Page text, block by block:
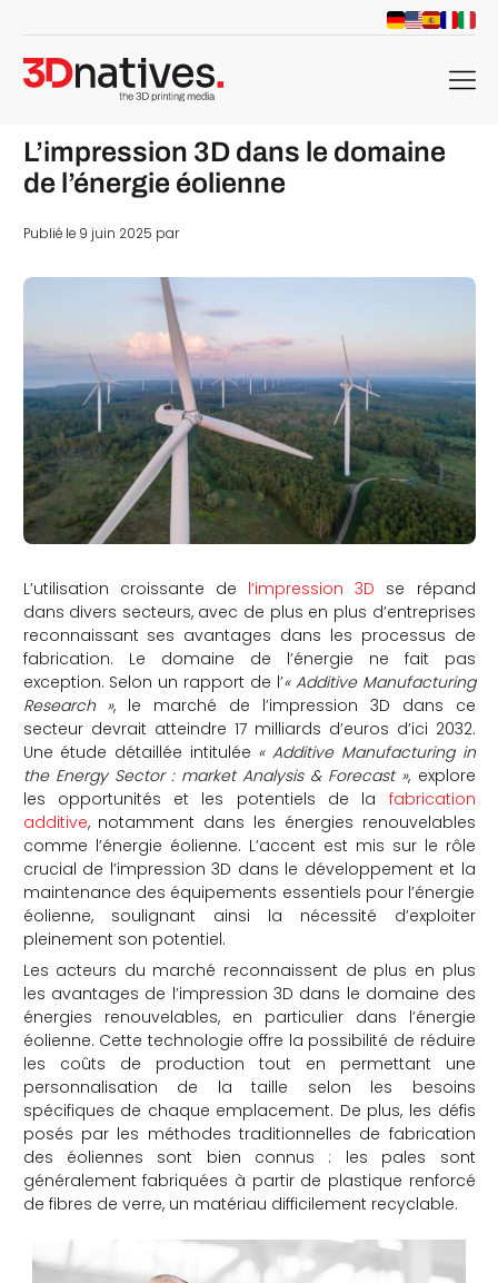
menu
L’impression 3D dans le domaine
de l’énergie éolienne
Publié le 9 juin 2025 par
L’utilisation croissante de l’impression 3D se répand
dans divers secteurs, avec de plus en plus d’entreprises
reconnaissant ses avantages dans les processus de
fabrication. Le domaine de l’énergie ne fait pas
exception. Selon un rapport de l’« Additive Manufacturing
Research », le marché de l’impression 3D dans ce
secteur devrait atteindre 17 milliards d’euros d’ici 2032.
Une étude détaillée intitulée « Additive Manufacturing in
the Energy Sector : market Analysis & Forecast », explore
les opportunités et les potentiels de la fabrication
additive, notamment dans les énergies renouvelables
comme l’énergie éolienne. L’accent est mis sur le rôle
crucial de l’impression 3D dans le développement et la
maintenance des équipements essentiels pour l’énergie
éolienne, soulignant ainsi la nécessité d’exploiter
pleinement son potentiel.
Les acteurs du marché reconnaissent de plus en plus
les avantages de l’impression 3D dans le domaine des
énergies renouvelables, en particulier dans l’énergie
éolienne. Cette technologie offre la possibilité de réduire
les coûts de production tout en permettant une
personnalisation de la taille selon les besoins
spécifiques de chaque emplacement. De plus, les défis
posés par les méthodes traditionnelles de fabrication
des éoliennes sont bien connus : les pales sont
généralement fabriquées à partir de plastique renforcé
de fibres de verre, un matériau difficilement recyclable.